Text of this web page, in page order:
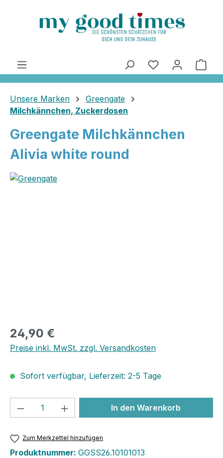
Unsere Marken
Greengate
Milchkännchen, Zuckerdosen
Greengate Milchkännchen
Alivia white round
24,90 €
Preise inkl. MwSt. zzgl. Versandkosten
Sofort verfügbar, Lieferzeit: 2-5 Tage
Produkt Anzahl: Gib denIn den Warenkorb
Zum Merkzettel hinzufügen
Produktnummer: GGSS26.10101013